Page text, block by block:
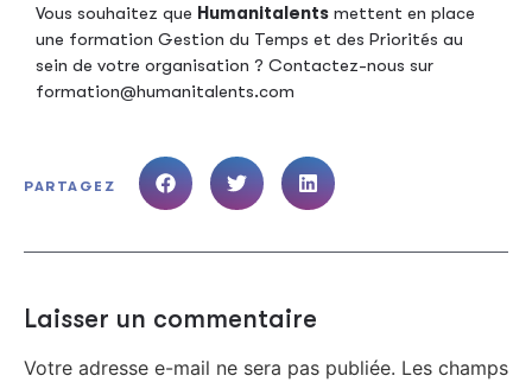
Vous souhaitez que Humanitalents mettent en place
une formation Gestion du Temps et des Priorités au
sein de votre organisation ? Contactez-nous sur
formation@humanitalents.com
PARTAGEZ
Laisser un commentaire
Votre adresse e-mail ne sera pas publiée. Les champs